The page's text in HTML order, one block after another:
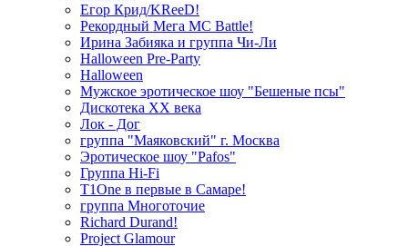
Егор Крид/KReeD!
Рекордный Мега МС Battle!
Ирина Забияка и группа Чи-Ли
Halloween Pre-Party
Halloween
Мужское эротическое шоу "Бешеные псы"
Дискотека ХХ века
Лок - Дог
группа "Маяковский" г. Москва
Эротическое шоу "Pafos"
Группа Hi-Fi
T1One в первые в Самаре!
группа Многоточие
Richard Durand!
Project Glamour